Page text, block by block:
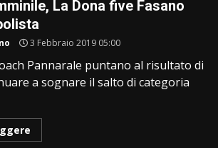
La Dona five Fasano
3 Febbraio 2019 05:00
Pannarale puntano al risultato di
a sognare il salto di categoria